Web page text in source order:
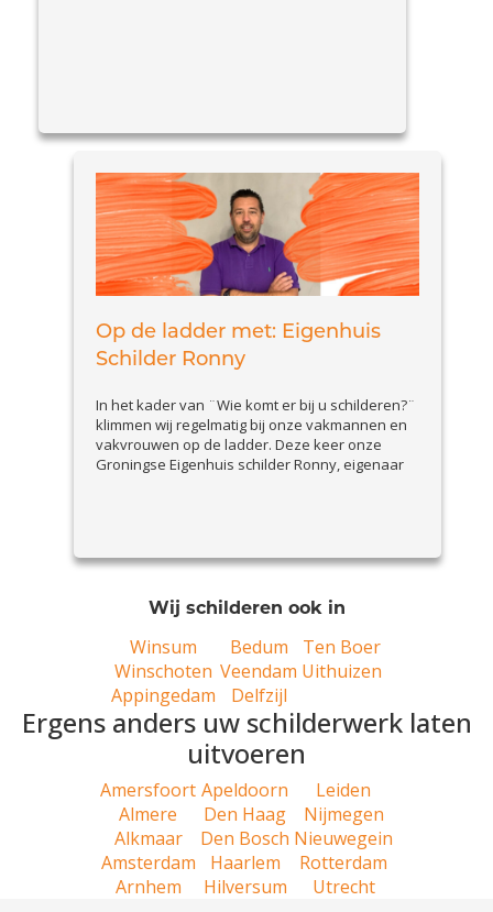
Op de ladder met: Eigenhuis
Schilder Ronny
In het kader van ¨Wie komt er bij u schilderen?¨
klimmen wij regelmatig bij onze vakmannen en
vakvrouwen op de ladder. Deze keer onze
Groningse Eigenhuis schilder Ronny, eigenaar
Wij schilderen ook in
Winsum
Winschoten
Appingedam
Bedum
Veendam
Delfzijl
Ten Boer
Uithuizen
Ergens anders uw schilderwerk laten
uitvoeren
Amersfoort
Almere
Alkmaar
Amsterdam
Arnhem
Apeldoorn
Den Haag
Den Bosch
Haarlem
Hilversum
Leiden
Nijmegen
Nieuwegein
Rotterdam
Utrecht